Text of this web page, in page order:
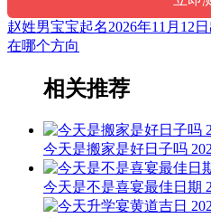
赵姓男宝宝起名2026年11月12
在哪个方向
相关推荐
今天是搬家是好日子吗
今天是不是喜宴最佳日期